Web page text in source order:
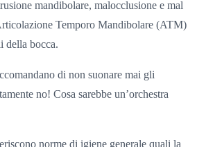
mandibolare, malocclusione e mal
Temporo Mandibolare (ATM)
della bocca.
di non suonare mai gli
no! Cosa sarebbe un’orchestra
norme di igiene generale quali la